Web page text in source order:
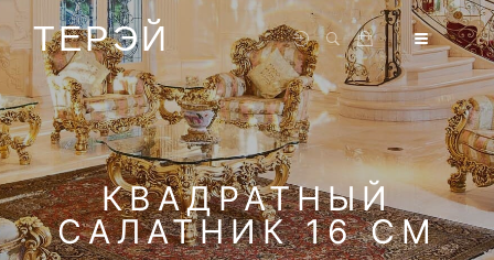
ТЕРЭЙ
КВАДРАТНЫЙ
САЛАТНИК 16 СМ